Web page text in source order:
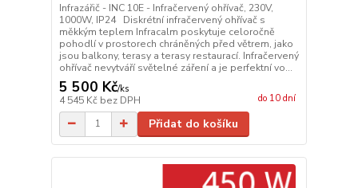
Infrazářič - INC 10E - Infračervený ohřívač, 230V,
1000W, IP24 Diskrétní infračervený ohřívač s
měkkým teplem Infracalm poskytuje celoročně
pohodlí v prostorech chráněných před větrem, jako
jsou balkony, terasy a terasy restaurací. Infračervený
ohřívač nevytváří světelné záření a je perfektní vo...
5 500 Kč/ks
4 545 Kč bez DPH do 10 dní
Přidat do košíku